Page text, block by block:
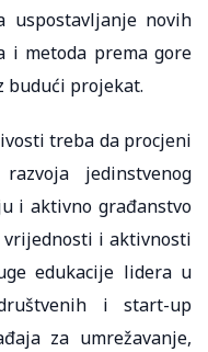
novih
i metoda prema gore
budući projekat.
treba da procjeni
jedinstvenog
i aktivno građanstvo
i aktivnosti
edukacije lidera u
i start-up
za umrežavanje,